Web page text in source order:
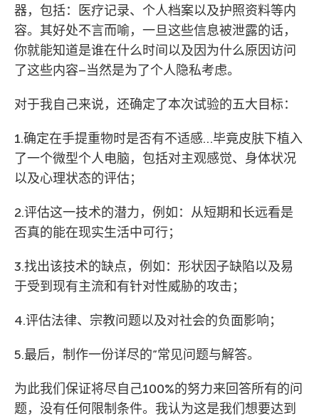
器，包括：医疗记录、个人档案以及护照资料等内
容。其好处不言而喻，一旦这些信息被泄露的话，
你就能知道是谁在什么时间以及因为什么原因访问
了这些内容–当然是为了个人隐私考虑。
对于我自己来说，还确定了本次试验的五大目标：
1.确定在手提重物时是否有不适感…毕竟皮肤下植入
了一个微型个人电脑，包括对主观感觉、身体状况
以及心理状态的评估；
2.评估这一技术的潜力，例如：从短期和长远看是
否真的能在现实生活中可行；
3.找出该技术的缺点，例如：形状因子缺陷以及易
于受到现有主流和有针对性威胁的攻击；
4.评估法律、宗教问题以及对社会的负面影响；
5.最后，制作一份详尽的”常见问题与解答。
为此我们保证将尽自己100%的努力来回答所有的问
题，没有任何限制条件。我认为这是我们想要达到